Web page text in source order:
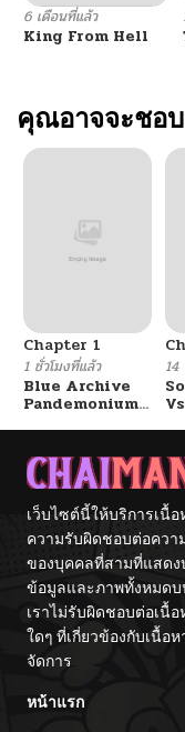
6 เดือนที่แล้ว
King From Hell
คุณอาจจะชอบ
Chapter 1
1 ชั่วโมงที่แล้ว
Blue Archive
Pandemonium
14
เว็บไซต์นี้ให้บริการเนื้
ความรับผิดชอบต่อควา
ของบุคคลที่สามที่แสดง
ข้อมูลและภาพทั้งหมดบ
เราไม่รับผิดชอบต่อเ
ใดๆ ที่เกี่ยวข้องกับเนื้อ
จัดการ
หน้าแรก